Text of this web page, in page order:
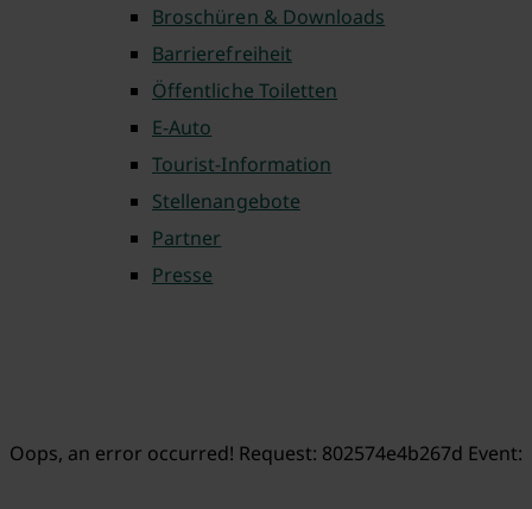
Broschüren & Downloads
Barrierefreiheit
Öffentliche Toiletten
E-Auto
Tourist-Information
Stellenangebote
Partner
Presse
Oops, an error occurred! Request: 802574e4b267d Event: